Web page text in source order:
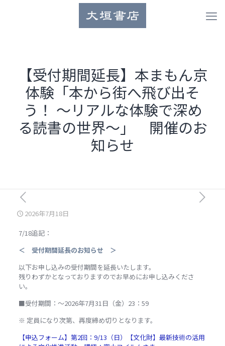
【受付期間延長】本まもん京
体験「本から街へ飛び出そ
う！ ～リアルな体験で深め
る読書の世界～」 開催のお
知らせ
2026年7月18日
7/18追記：
＜ 受付期間延長のお知らせ ＞
以下お申し込みの受付期間を延長いたします。
残りわずかとなっておりますのでお早めにお申し込みくださ
い。
■受付期間：～2026年7月31日（金）23：59
※ 定員になり次第、再度締め切りとなります。
【申込フォーム】第2回：9/13（日）【文化財】最新技術の活用